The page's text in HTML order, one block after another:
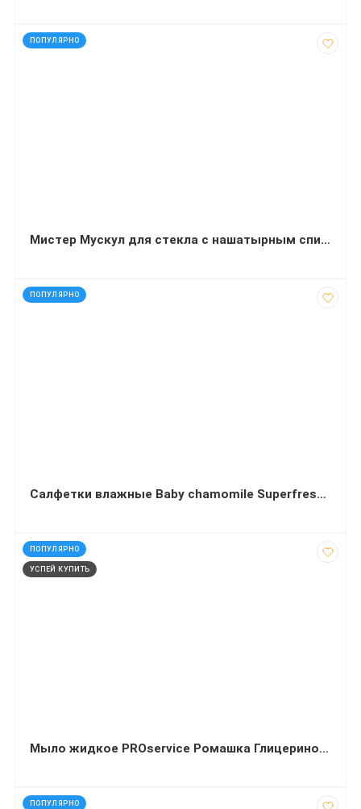
ПОПУЛЯРНО
код: 35052
Мистер Мускул для стекла с нашатырным спиртом, сменная бутылка 500 миллилитров
ПОПУЛЯРНО
код: 20967
Салфетки влажные Baby chamomile Superfresh15 шт с экстрактом ромашки
ПОПУЛЯРНО
УСПЕЙ КУПИТЬ
код: 50016
Мыло жидкое PROservice Ромашка Глицериновое с перламутром 5 л
ПОПУЛЯРНО
код: 80109